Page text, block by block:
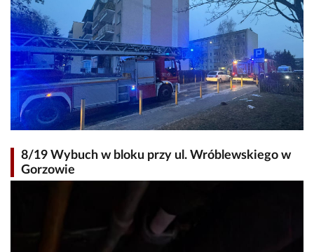
8/19 Wybuch w bloku przy ul. Wróblewskiego w
Gorzowie